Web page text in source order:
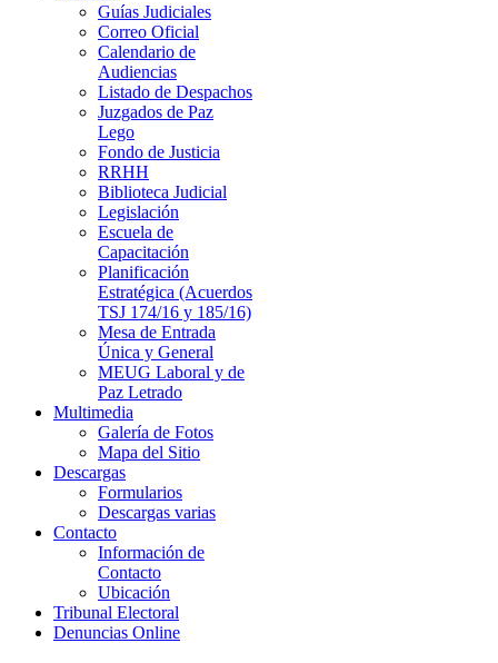
Guías Judiciales
Correo Oficial
Calendario de
Audiencias
Listado de Despachos
Juzgados de Paz
Lego
Fondo de Justicia
RRHH
Biblioteca Judicial
Legislación
Escuela de
Capacitación
Planificación
Estratégica (Acuerdos
TSJ 174/16 y 185/16)
Mesa de Entrada
Única y General
MEUG Laboral y de
Paz Letrado
Multimedia
Galería de Fotos
Mapa del Sitio
Descargas
Formularios
Descargas varias
Contacto
Información de
Contacto
Ubicación
Tribunal Electoral
Denuncias Online